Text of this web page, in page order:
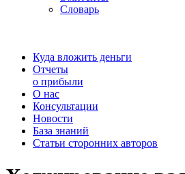
Словарь
Куда вложить деньги
Отчеты
о прибыли
О нас
Консультации
Новости
База знаний
Статьи сторонних авторов